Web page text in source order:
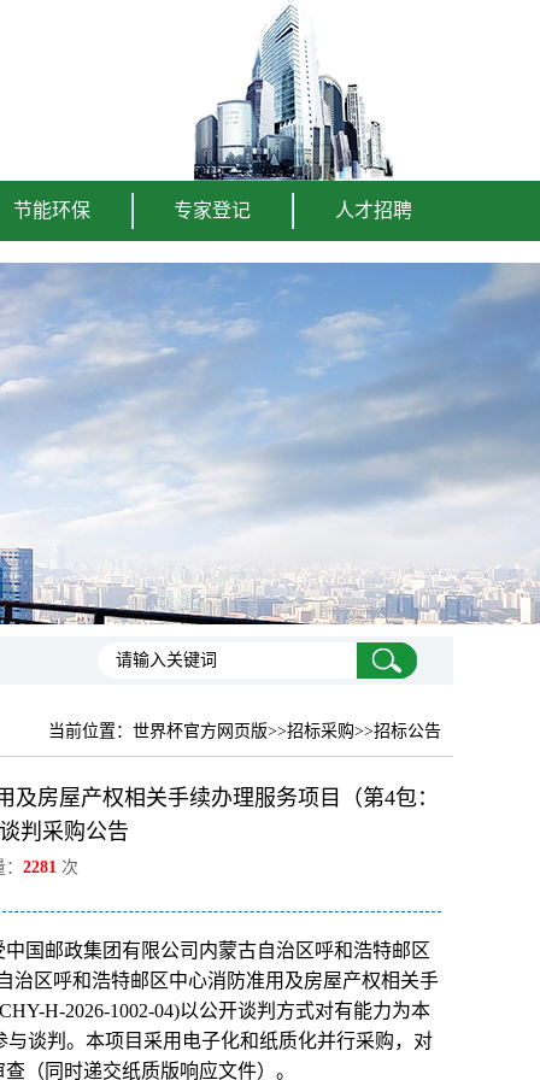
节能环保 专家登记 人才招聘
当前位置： 世界杯官方网页版>>招标采购>>招标公告
房屋产权相关手续办理服务项目（第4包：
判采购公告
2281 次
国邮政集团有限公司内蒙古自治区呼和浩特邮区
治区呼和浩特邮区中心消防准用及房屋产权相关手
H-2026-1002-04)以公开谈判方式对有能力为本
谈判。本项目采用电子化和纸质化并行采购，对
（同时递交纸质版响应文件）。